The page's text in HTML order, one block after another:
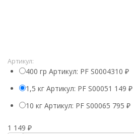
Артикул:
400 гр Артикул: PF S0004310 ₽
1,5 кг Артикул: PF S00051 149 ₽
10 кг Артикул: PF S00065 795 ₽
1 149 ₽